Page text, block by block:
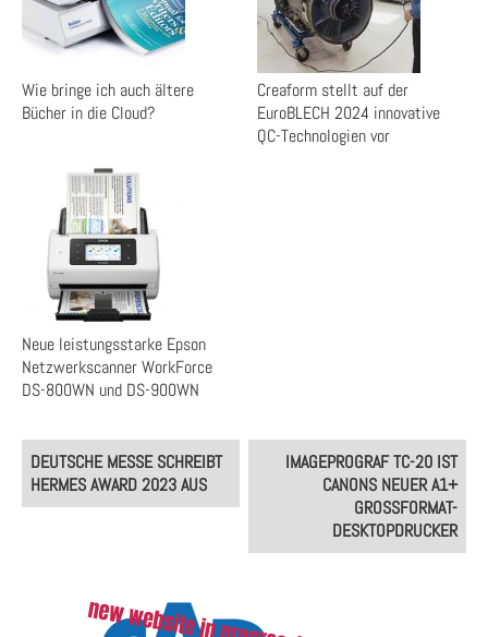
Wie bringe ich auch ältere
Bücher in die Cloud?
Creaform stellt auf der
EuroBLECH 2024 innovative
QC-Technologien vor
Neue leistungsstarke Epson
Netzwerkscanner WorkForce
DS-800WN und DS-900WN
Post
navigation
DEUTSCHE MESSE SCHREIBT
HERMES AWARD 2023 AUS
IMAGEPROGRAF TC-20 IST
CANONS NEUER A1+
GROSSFORMAT-D
ESKTOPDRUCKER